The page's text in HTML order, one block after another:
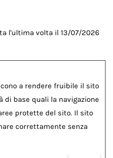
l'ultima volta il 13/07/2026
a rendere fruibile il sito
base quali la navigazione
protette del sito. Il sito
correttamente senza